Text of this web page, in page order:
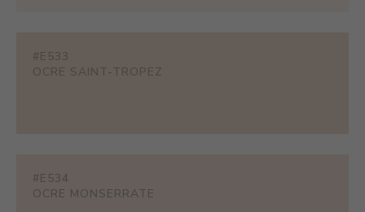
#E533
OCRE SAINT-TROPEZ
#E534
OCRE MONSERRATE